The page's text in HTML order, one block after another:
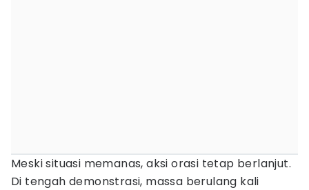
Meski situasi memanas, aksi orasi tetap berlanjut.
Di tengah demonstrasi, massa berulang kali